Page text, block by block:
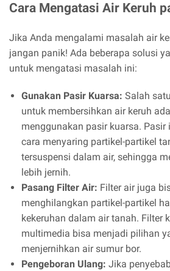
Cara Mengatasi Air Keruh
Jika Anda mengalami masalah air
jangan panik! Ada beberapa solusi
untuk mengatasi masalah ini:
Gunakan Pasir Kuarsa: Salah
untuk membersihkan air keruh
menggunakan pasir kuarsa. Pasir
cara menyaring partikel-partikel
tersuspensi dalam air, sehingga
lebih jernih.
Pasang Filter Air: Filter air juga
menghilangkan partikel-partikel
kekeruhan dalam air tanah. Filter
multimedia bisa menjadi pilihan
menjernihkan air sumur bor.
Pengeboran Ulang: Jika